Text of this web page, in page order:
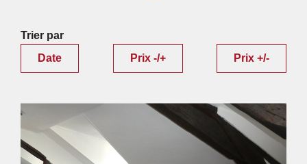
Trier par
Date
Prix -/+ Prix +/-